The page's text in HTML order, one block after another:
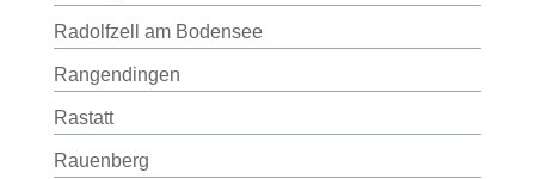
Radolfzell am Bodensee
Rangendingen
Rastatt
Rauenberg